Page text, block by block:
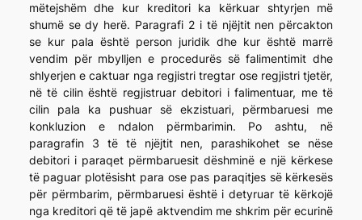
mëtejshëm dhe kur kreditori ka kërkuar shtyrjen më
shumë se dy herë. Paragrafi 2 i të njëjtit nen përcakton
se kur pala është person juridik dhe kur është marrë
vendim për mbylljen e procedurës së falimentimit dhe
shlyerjen e caktuar nga regjistri tregtar ose regjistri tjetër,
në të cilin është regjistruar debitori i falimentuar, me të
cilin pala ka pushuar së ekzistuari, përmbaruesi me
konkluzion e ndalon përmbarimin. Po ashtu, në
paragrafin 3 të të njëjtit nen, parashikohet se nëse
debitori i paraqet përmbaruesit dëshminë e një kërkese
të paguar plotësisht para ose pas paraqitjes së kërkesës
për përmbarim, përmbaruesi është i detyruar të kërkojë
nga kreditori që të japë aktvendim me shkrim për ecurinë